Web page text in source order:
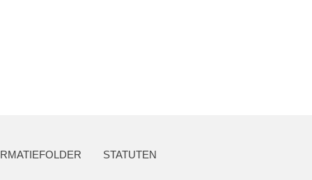
STATUTEN